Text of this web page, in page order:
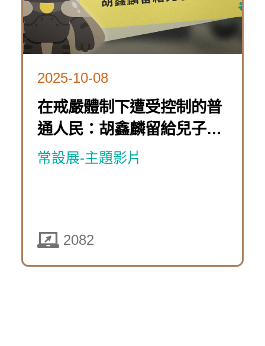
影
片〉
在
戒
嚴
體
制
下
控
制
的
主
影
片
「萬
時
歷
團：
前
進
特
展
線
遊
戲
2025-
10-
08
「萬
團：
瘋
遊
戲
4237
2025-10-08
在戒嚴體制下遭受控制的普
通人民：胡鑫麟留給兒子的
星象盤
常設展-主題影片
2082